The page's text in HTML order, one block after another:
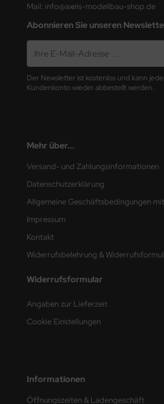
Mail: info@axels-modellbau-shop.de
Abonnieren Sie unseren
Der Newsletter ist kostenlos und kann
Kundenkonto wieder abbestellt werden.
Mehr über...
Versand- und Zahlungsinformationen
Datenschutzerklärung
Allgemeine Geschäftsbedingungen
Impressum
Kontakt
Widerrufsbelehrung &
Widerrufsformular
Angaben zur Lieferzeit
Cookie Einstellungen
Informationen
Öffnungszeiten & Ladengeschäft
Hobby
Models
Hobby
Hobbies
Nunu
Lights
Model